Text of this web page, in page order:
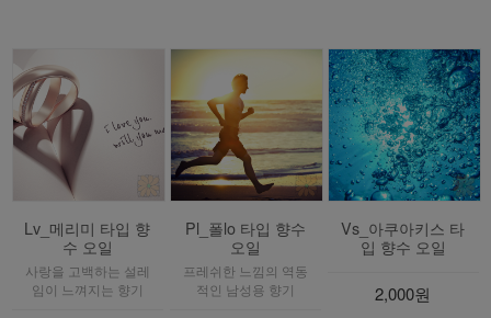
Lv_메리미 타입 향
수 오일
사랑을 고백하는 설레
임이 느껴지는 향기
Pl_폴lo 타입 향수
오일
프레쉬한 느낌의 역동
적인 남성용 향기
Vs_아쿠아키스 타
입 향수 오일
2,000원